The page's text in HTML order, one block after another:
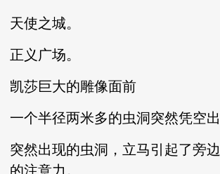
天使之城。
正义广场。
凯莎巨大的雕像面前
一个半径两米多的虫洞突然凭空出
突然出现的虫洞，立马引起了旁
的注意力。